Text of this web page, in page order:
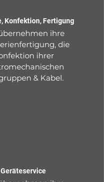
Konfektion, Fertigung
ihre
die
ihrer
& Kabel.
Geräteservice